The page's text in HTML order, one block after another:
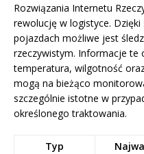
Rozwiązania Internetu
rewolucję w logistyce.
pojazdach możliwe jest
rzeczywistym. Informacje te
temperatura, wilgotność
mogą na bieżąco
szczególnie istotne w
określonego traktowania.
Typ